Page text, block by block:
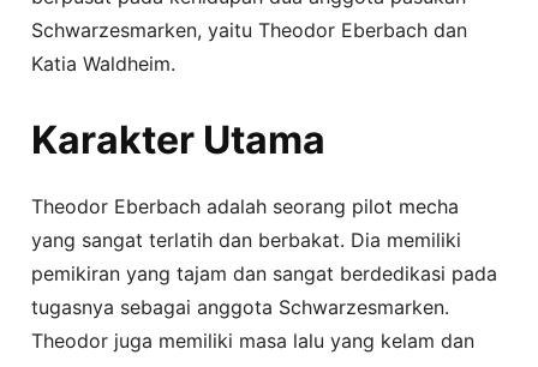
Schwarzesmarken, yaitu Theodor Eberbach dan
Katia Waldheim.
Karakter Utama
Theodor Eberbach adalah seorang pilot mecha
yang sangat terlatih dan berbakat. Dia memiliki
pemikiran yang tajam dan sangat berdedikasi pada
tugasnya sebagai anggota Schwarzesmarken.
Theodor juga memiliki masa lalu yang kelam dan